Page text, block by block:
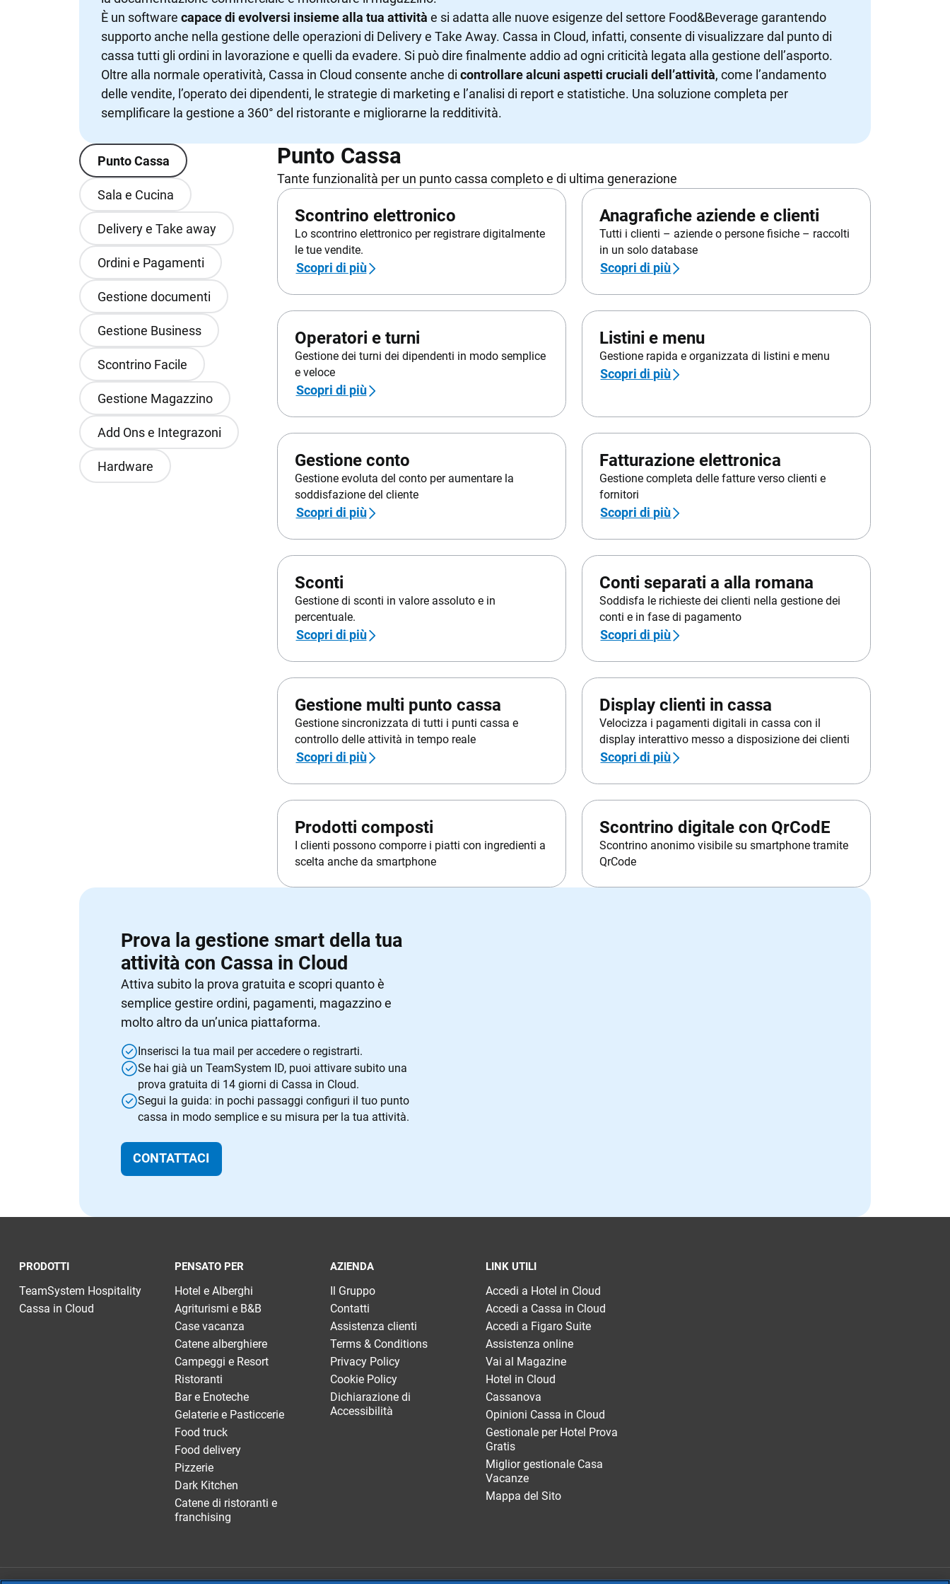
ALTRI GESTIONALI
Cost Management
Siti web ed e-commerce
Cybersecurity
GESTIONE MAGAZZINO ADD ON & INTEGRAZIONI
Integrazioni e API
Developer Portal
HARDWARE
Registratori di cassa, Totem, Stampanti,
Bilance
Scopri tutte le funzionalità
È un software capace di evolversi insieme alla tua attività e si adatta alle nuove esigenze del settore Food&Beverage garantendo
supporto anche nella gestione delle operazioni di Delivery e Take Away. Cassa in Cloud, infatti, consente di visualizzare dal punto di
cassa tutti gli ordini in lavorazione e quelli da evadere. Si può dire finalmente addio ad ogni criticità legata alla gestione dell’asporto.
Oltre alla normale operatività, Cassa in Cloud consente anche di controllare alcuni aspetti cruciali dell’attività, come l’andamento
delle vendite, l’operato dei dipendenti, le strategie di marketing e l’analisi di report e statistiche. Una soluzione completa per
semplificare la gestione a 360° del ristorante e migliorarne la redditività.
Punto Cassa
Sala e Cucina
Delivery e Take away
Ordini e Pagamenti
Gestione documenti
Gestione Business
Scontrino Facile
Gestione Magazzino
Add Ons e Integrazoni
Hardware
Punto Cassa
Tante funzionalità per un punto cassa completo e di ultima generazione
Scontrino elettronico
Lo scontrino elettronico per registrare digitalmente
le tue vendite.
Scopri di più
Anagrafiche aziende e clienti
Tutti i clienti – aziende o persone fisiche – raccolti
in un solo database
Scopri di più
Operatori e turni
Gestione dei turni dei dipendenti in modo semplice
e veloce
Scopri di più
Listini e menu
Gestione rapida e organizzata di listini e menu
Scopri di più
Gestione conto
Gestione evoluta del conto per aumentare la
soddisfazione del cliente
Scopri di più
Fatturazione elettronica
Gestione completa delle fatture verso clienti e
fornitori
Scopri di più
Sconti
Gestione di sconti in valore assoluto e in
percentuale.
Scopri di più
Conti separati a alla romana
Soddisfa le richieste dei clienti nella gestione dei
conti e in fase di pagamento
Scopri di più
Gestione multi punto cassa
Gestione sincronizzata di tutti i punti cassa e
controllo delle attività in tempo reale
Scopri di più
Display clienti in cassa
Velocizza i pagamenti digitali in cassa con il
display interattivo messo a disposizione dei clienti
Scopri di più
Prodotti composti
I clienti possono comporre i piatti con ingredienti a
scelta anche da smartphone
Scontrino digitale con QrCodE
Scontrino anonimo visibile su smartphone tramite
QrCode
Prova la gestione smart della tua
attività con Cassa in Cloud
Attiva subito la prova gratuita e scopri quanto è
semplice gestire ordini, pagamenti, magazzino e
molto altro da un’unica piattaforma.
Inserisci la tua mail per accedere o registrarti.
Se hai già un TeamSystem ID, puoi attivare subito una
prova gratuita di 14 giorni di Cassa in Cloud.
Segui la guida: in pochi passaggi configuri il tuo punto
cassa in modo semplice e su misura per la tua attività.
CONTATTACI
PRODOTTI
TeamSystem Hospitality
Cassa in Cloud
PENSATO PER
Hotel e Alberghi
Agriturismi e B&B
Case vacanza
Catene alberghiere
Campeggi e Resort
Ristoranti
Bar e Enoteche
Gelaterie e Pasticcerie
Food truck
Food delivery
Pizzerie
Dark Kitchen
Catene di ristoranti e
franchising
AZIENDA
Il Gruppo
Contatti
Assistenza clienti
Terms & Conditions
Privacy Policy
Cookie Policy
Dichiarazione di
Accessibilità
LINK UTILI
Accedi a Hotel in Cloud
Accedi a Cassa in Cloud
Accedi a Figaro Suite
Assistenza online
Vai al Magazine
Hotel in Cloud
Cassanova
Opinioni Cassa in Cloud
Gestionale per Hotel Prova
Gratis
Miglior gestionale Casa
Vacanze
Mappa del Sito